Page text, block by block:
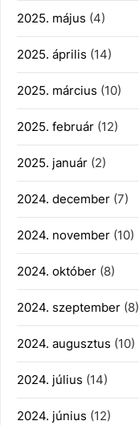
2025. május (4)
2025. április (14)
2025. március (10)
2025. február (12)
2025. január (2)
2024. december (7)
2024. november (10)
2024. október (8)
2024. szeptember (8)
2024. augusztus (10)
2024. július (14)
2024. június (12)